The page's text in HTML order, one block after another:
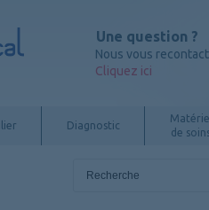
Une question ?
Nous vous
Cliquez ici
Diagnostic
de